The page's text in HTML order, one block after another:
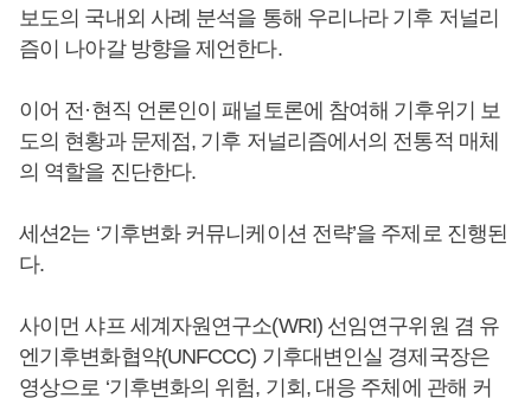
보도의 국내외 사례 분석을 통해 우리나라 기후 저널리
즘이 나아갈 방향을 제언한다.
이어 전·현직 언론인이 패널토론에 참여해 기후위기 보
도의 현황과 문제점, 기후 저널리즘에서의 전통적 매체
의 역할을 진단한다.
세션2는 ‘기후변화 커뮤니케이션 전략’을 주제로 진행된
다.
사이먼 샤프 세계자원연구소(WRI) 선임연구위원 겸 유
엔기후변화협약(UNFCCC) 기후대변인실 경제국장은
영상으로 ‘기후변화의 위험, 기회, 대응 주체에 관해 커